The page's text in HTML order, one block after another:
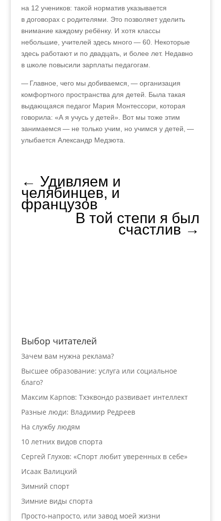
на 12 учеников: такой норматив указывается
в договорах с родителями. Это позволяет уделить
внимание каждому ребёнку. И хотя классы
небольшие, учителей здесь много — 60. Некоторые
здесь работают и по двадцать, и более лет. Недавно
в школе повысили зарплаты педагогам.
— Главное, чего мы добиваемся, — организация
комфортного пространства для детей. Была такая
выдающаяся педагог Мария Монтессори, которая
говорила: «А я учусь у детей». Вот мы тоже этим
занимаемся — не только учим, но учимся у детей, —
улыбается Александр Медзюта.
← Удивляем и
челябинцев, и
французов
В той степи я был
счастлив →
Выбор читателей
Зачем вам нужна реклама?
Высшее образование: услуга или социальное
благо?
Максим Карпов: Тхэквондо развивает интеллект
Разные люди: Владимир Редреев
На службу людям
10 летних видов спорта
Сергей Глухов: «Спорт любит уверенных в себе»
Исаак Валицкий
Зимний спорт
Зимние виды спорта
Просто-напросто, или завод моей жизни